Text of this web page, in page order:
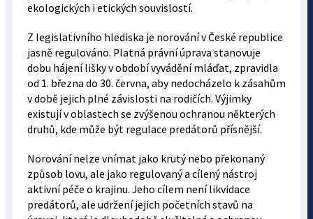
ekologických i etických souvislostí.
Z legislativního hlediska je norování v České republice
jasně regulováno. Platná právní úprava stanovuje
dobu hájení lišky v období vyvádění mláďat, zpravidla
od 1. března do 30. června, aby nedocházelo k zásahům
v době jejich plné závislosti na rodičích. Výjimky
existují v oblastech se zvýšenou ochranou některých
druhů, kde může být regulace predátorů přísnější.
Norování nelze vnímat jako krutý nebo překonaný
způsob lovu, ale jako regulovaný a cílený nástroj
aktivní péče o krajinu. Jeho cílem není likvidace
predátorů, ale udržení jejich početních stavů na